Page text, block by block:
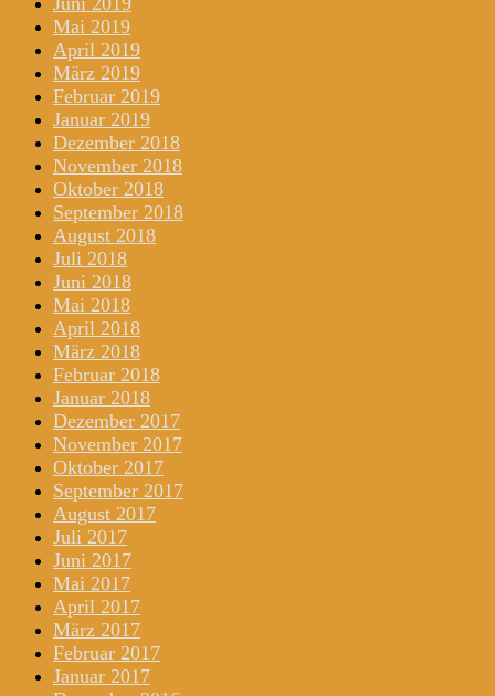
Mai 2019
April 2019
März 2019
Februar 2019
Januar 2019
Dezember 2018
November 2018
Oktober 2018
September 2018
August 2018
Juli 2018
Juni 2018
Mai 2018
April 2018
März 2018
Februar 2018
Januar 2018
Dezember 2017
November 2017
Oktober 2017
September 2017
August 2017
Juli 2017
Juni 2017
Mai 2017
April 2017
März 2017
Februar 2017
Januar 2017